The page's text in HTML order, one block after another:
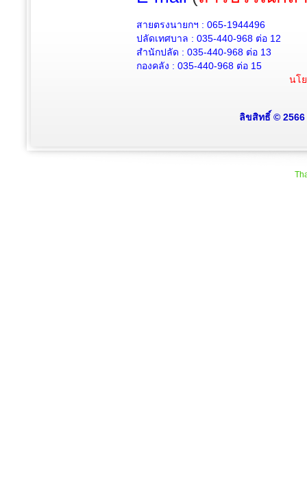
สายตรงนายกฯ : 065-1944496
ปลัดเทศบาล : 035-440-968 ต่อ 12
สำนักปลัด : 035-440-968 ต่อ 13
กองคลัง : 035-440-968 ต่อ 15
นโ
ลิขสิทธิ์ © 2566